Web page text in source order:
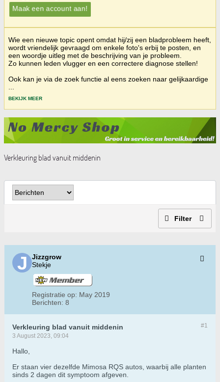
Maak een account aan!
Wie een nieuwe topic opent omdat hij/zij een bladprobleem heeft,
wordt vriendelijk gevraagd om enkele foto's erbij te posten, en
een woordje uitleg met de beschrijving van je probleem.
Zo kunnen leden vlugger en een correctere diagnose stellen!
Ook kan je via de zoek functie al eens zoeken naar gelijkaardige
BEKIJK MEER
Verkleuring blad vanuit middenin
Filter
Jizzgrow
Stekje
Registratie op: May 2019
Berichten: 8
#1
Verkleuring blad vanuit middenin
3 August 2023, 09:04
Hallo,
Er staan vier dezelfde Mimosa RQS autos, waarbij alle planten
sinds 2 dagen dit symptoom afgeven.